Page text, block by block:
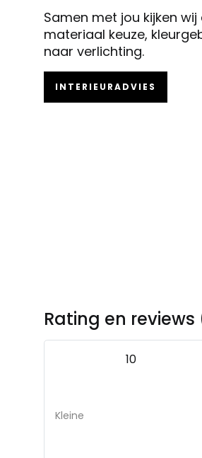
Samen met jou kijken
materiaal keuze,
naar verlichting.
INTERIEURADVIES
Rating en reviews
10
Kleine